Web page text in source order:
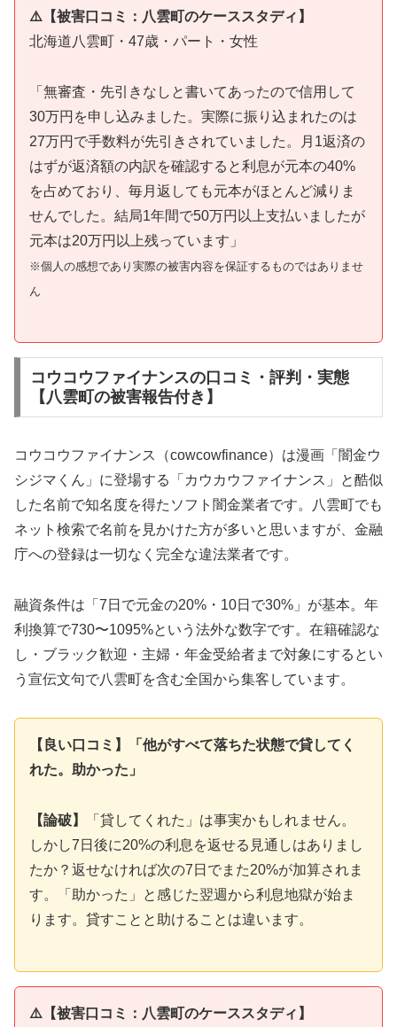
⚠️【被害口コミ：八雲町のケーススタディ】
北海道八雲町・47歳・パート・女性
「無審査・先引きなしと書いてあったので信用して
30万円を申し込みました。実際に振り込まれたのは
27万円で手数料が先引きされていました。月1返済の
はずが返済額の内訳を確認すると利息が元本の40%
を占めており、毎月返しても元本がほとんど減りま
せんでした。結局1年間で50万円以上支払いましたが
元本は20万円以上残っています」
※個人の感想であり実際の被害内容を保証するものではありませ
ん
コウコウファイナンスの口コミ・評判・実態
【八雲町の被害報告付き】
コウコウファイナンス（cowcowfinance）は漫画「闇金ウ
シジマくん」に登場する「カウカウファイナンス」と酷似
した名前で知名度を得たソフト闇金業者です。八雲町でも
ネット検索で名前を見かけた方が多いと思いますが、金融
庁への登録は一切なく完全な違法業者です。
融資条件は「7日で元金の20%・10日で30%」が基本。年
利換算で730〜1095%という法外な数字です。在籍確認な
し・ブラック歓迎・主婦・年金受給者まで対象にするとい
う宣伝文句で八雲町を含む全国から集客しています。
【良い口コミ】「他がすべて落ちた状態で貸してく
れた。助かった」
【論破】
「貸してくれた」は事実かもしれません。
しかし7日後に20%の利息を返せる見通しはありまし
たか？返せなければ次の7日でまた20%が加算されま
す。「助かった」と感じた翌週から利息地獄が始ま
ります。貸すことと助けることは違います。
⚠️【被害口コミ：八雲町のケーススタディ】